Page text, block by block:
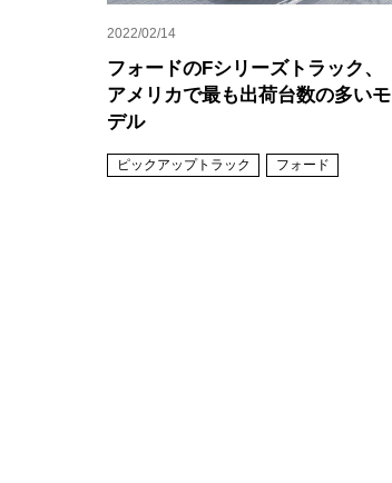
2022/02/14
フォードのFシリーズトラック、
アメリカで最も出荷台数の多いモ
デル
ピックアップトラック フォード